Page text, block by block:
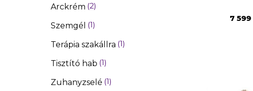
Arckrém 2
Szemgél 1
Terápia szakállra 1
Tisztító hab 1
Zuhanyzselé 1
7
Wishlist